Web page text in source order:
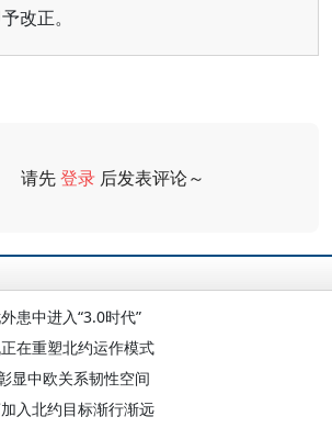
改正。
请先登录 后发表评论～
患中进入“3.0时代”
在重塑北约运作模式
显中欧关系韧性空间
入北约目标渐行渐远